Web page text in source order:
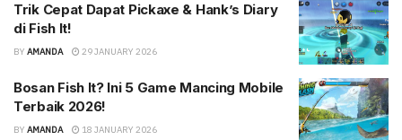
Trik Cepat Dapat Pickaxe & Hank’s Diary
di Fish It!
BY AMANDA 29 JANUARY 2026
Bosan Fish It? Ini 5 Game Mancing Mobile
Terbaik 2026!
BY AMANDA 18 JANUARY 2026